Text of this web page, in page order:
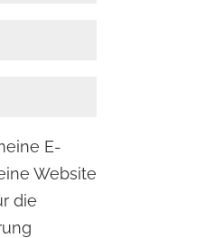
E-
Website
die